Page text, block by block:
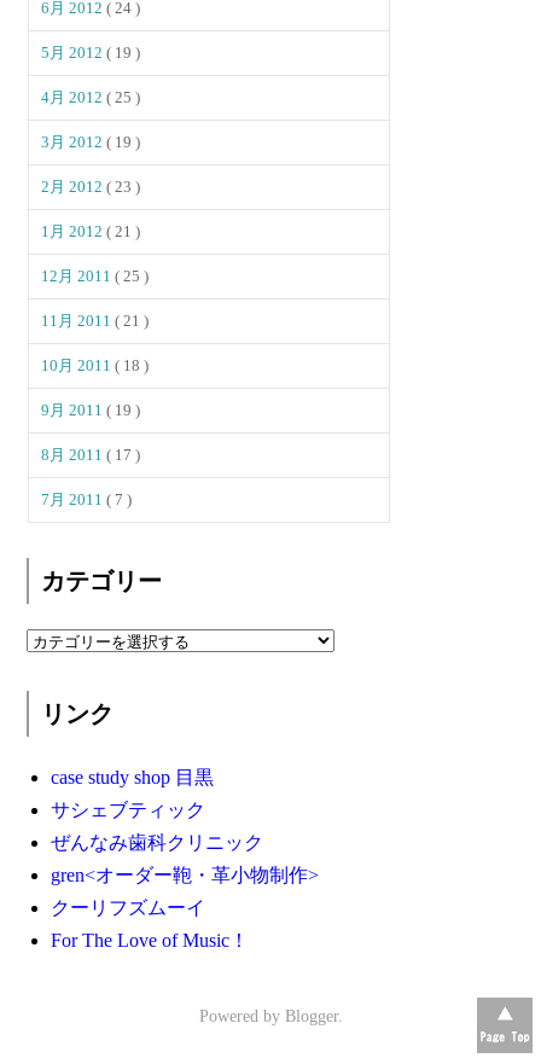
6月 2012( 24 )
5月 2012( 19 )
4月 2012( 25 )
3月 2012( 19 )
2月 2012( 23 )
1月 2012( 21 )
12月 2011( 25 )
11月 2011( 21 )
10月 2011( 18 )
9月 2011( 19 )
8月 2011( 17 )
7月 2011( 7 )
カテゴリー
リンク
case study shop 目黒
サシェブティック
ぜんなみ歯科クリニック
gren<オーダー鞄・革小物制作>
クーリフズムーイ
For The Love of Music！
Powered by Blogger.